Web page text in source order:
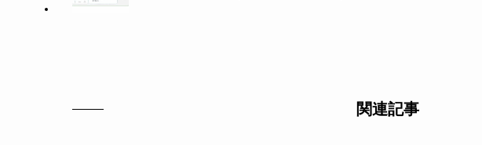
関連記事